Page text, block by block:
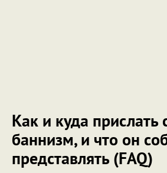
Как и куда прислать
баннизм, и что он
представлять (FAQ)